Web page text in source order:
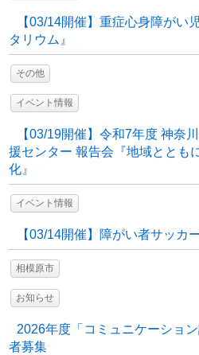
【03/14開催】重症心身障がい
タリウム』
その他
イベント情報
【03/19開催】令和7年度 神奈
援センター 報告会『地域ととも
化』
イベント情報
【03/14開催】障がい者サッカ
相模原市
お知らせ
2026年度「コミュニケーショ
者募集